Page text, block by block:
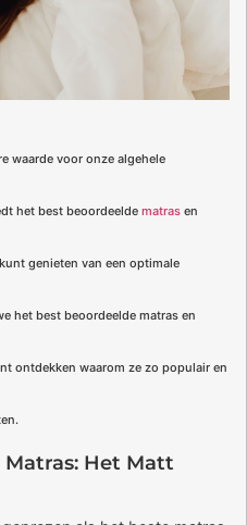
waarde voor onze algehele
het best beoordeelde matras en
genieten van een optimale
het best beoordeelde matras en
ontdekken waarom ze zo populair en
Het Matt